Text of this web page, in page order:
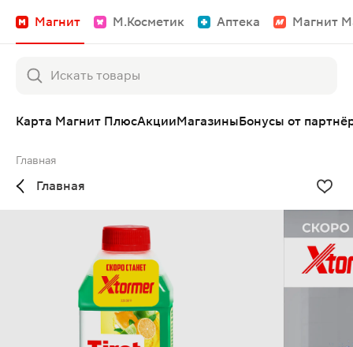
Магнит М.Косметик Аптека Магнит
Карта Магнит ПлюсАкцииМагазиныБонусы от
Главная
Главная